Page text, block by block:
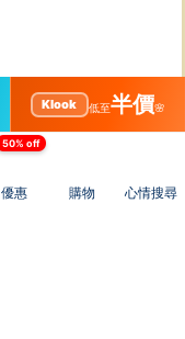
Klook 低至半價🌸
50% off
優惠 購物 心情搜尋